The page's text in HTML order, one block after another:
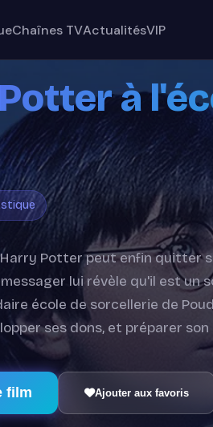
Chaînes TVActualitésVIP
à
Harry Potter peut enfin quitter
lui révèle qu'il est un
école de sorcellerie de
ses dons, et préparer
film Ajouter aux favoris